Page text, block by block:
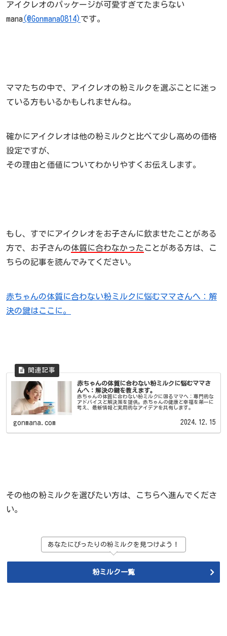
アイクレオのパッケージが可愛すぎてたまらない
mana(@Gonmana0814)です。
ママたちの中で、アイクレオの粉ミルクを選ぶことに迷っ
ている方もいるかもしれませんね。
確かにアイクレオは他の粉ミルクと比べて少し高めの価格
設定ですが、
その理由と価値についてわかりやすくお伝えします。
もし、すでにアイクレオをお子さんに飲ませたことがある
方で、お子さんの体質に合わなかった ことがある方は、こ
ちらの記事を読んでみてください。
赤ちゃんの体質に合わない粉ミルクに悩むママさんへ：解
決の鍵はここに。
赤ちゃんの体質に合わない粉ミルクに悩むママさ
んへ：解決の鍵を教えます。
赤ちゃんの体質に合わない粉ミルクに困るママへ：専門的な
アドバイスと解決策を提供。赤ちゃんの健康と幸福を第一に
考え、最新情報と実用的なアイデアを共有します。
gonmana.com 2024.12.15
その他の粉ミルクを選びたい方は、こちらへ進んでくださ
い。
あなたにぴったりの粉ミルクを見つけよう！
粉ミルク一覧